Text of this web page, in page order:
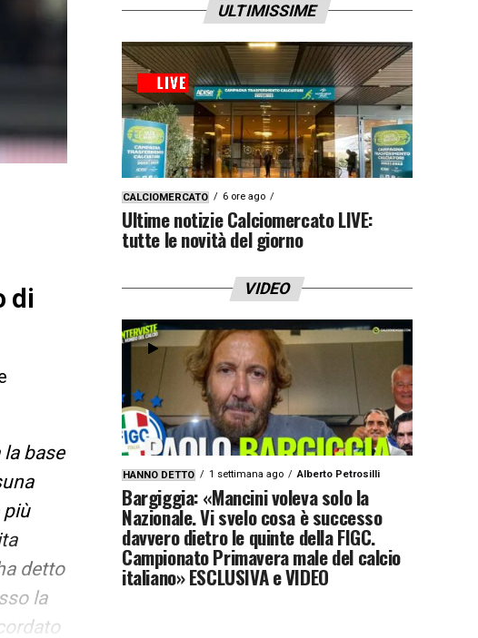
di
base
più
detto
la
ULTIMISSIME
CALCIOMERCATO 6 ore ago
Ultime notizie Calciomercato LIVE:
tutte le novità del giorno
VIDEO
HANNO DETTO 1 settimana ago Alberto Petrosilli
Bargiggia: «Mancini voleva solo la
Nazionale. Vi svelo cosa è successo
davvero dietro le quinte della FIGC.
Campionato Primavera male del calcio
italiano» ESCLUSIVA e VIDEO